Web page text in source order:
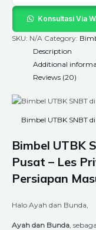
Konsultasi Via
SKU: N/A Category:
Description
Additional
Reviews (20)
Bimbel UTBK SNBT
Bimbel UTBK
Pusat – Les
Persiapan
Halo Ayah dan Bunda,
Ayah dan Bunda ,